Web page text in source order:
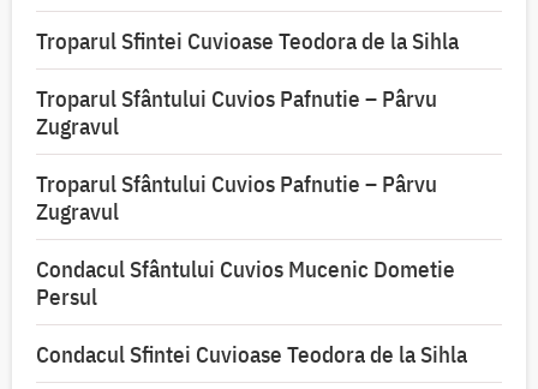
Troparul Sfintei Cuvioase Teodora de la Sihla
Troparul Sfântului Cuvios Pafnutie – Pârvu
Zugravul
Troparul Sfântului Cuvios Pafnutie – Pârvu
Zugravul
Condacul Sfântului Cuvios Mucenic Dometie
Persul
Condacul Sfintei Cuvioase Teodora de la Sihla